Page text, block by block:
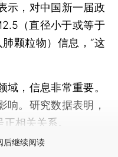
示，对中国新一届政
（直径小于或等于
颗粒物）信息，“这
，信息非常重要。
响。研究数据表明，
相关关系。
后继续阅读